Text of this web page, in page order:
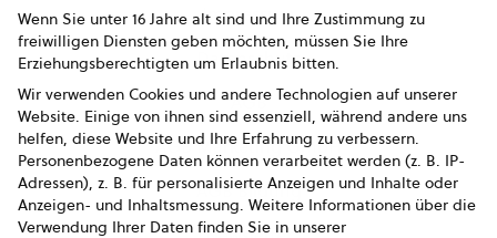
Impressum
Datenschutz
AGB
AGB Marketing GmbH
AGB Bildung
Wenn Sie unter 16 Jahre alt sind und Ihre Zustimmung zu
freiwilligen Diensten geben möchten, müssen Sie Ihre
Erziehungsberechtigten um Erlaubnis bitten.
Wir verwenden Cookies und andere Technologien auf unserer
Website. Einige von ihnen sind essenziell, während andere uns
helfen, diese Website und Ihre Erfahrung zu verbessern.
Personenbezogene Daten können verarbeitet werden (z. B. IP-
Adressen), z. B. für personalisierte Anzeigen und Inhalte oder
Anzeigen- und Inhaltsmessung. Weitere Informationen über die
Verwendung Ihrer Daten finden Sie in unserer